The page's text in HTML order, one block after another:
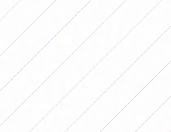
0 UAI Urquiza (Margarita, Cabrera
(Ornella Zamarini)
(Martina Crositta)
(Mariana Garcia)